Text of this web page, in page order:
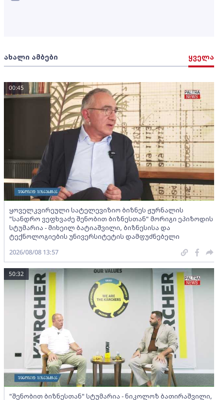
ახალი ამბები ყველა
ყოველკვირეული სატელევიზიო ბიზნეს ჟურნალის
"სანდრო ვეფხვაძე შენობით ბიზნესთან" მორიგი ეპიზოდის
სტუმარია - მიხეილ ბატიაშვილი, ბიზნესისა და
ტექნოლოგიების უნივერსიტეტის დამფუძნებელი
00:45
2026/08/08 13:57
"შენობით ბიზნესთან" სტუმარია - ნიკოლოზ ბათირაშვილი,
50:32